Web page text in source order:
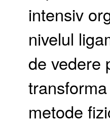
intensiv
nivelul
de vedere
metode